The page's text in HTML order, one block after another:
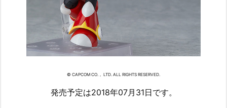
© CAPCOM CO.， LTD. ALL RIGHTS RESERVED.
発売予定は2018年07月31日です。